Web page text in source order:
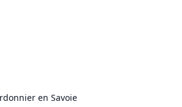
en Savoie